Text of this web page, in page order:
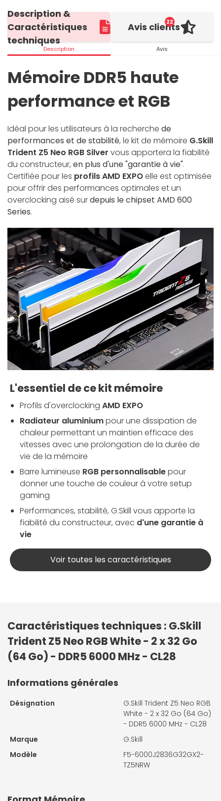
Description &
Caractéristiques
techniques
Description
22
Avis clients
Avis
Mémoire DDR5 haute
performance et RGB
Idéal pour les utilisateurs à la recherche de
performances et de stabilité, le kit de mémoire G.Skill
Trident Z5 Neo RGB Silver vous apportera la fiabilité
du constructeur, en plus d'une "garantie à vie".
Certifiée pour les profils AMD EXPOelle est optimisée
pour offrir des performances optimales et un
overclocking aisé surdepuis le chipset AMD 600
Series.
L'essentiel de ce kit mémoire
Profils d'overclocking AMD EXPO
Radiateur aluminiumpour une dissipation de
chaleur permettant un maintien efficace des
vitesses avec une prolongation de la durée de
vie de la mémoire
Barre lumineuse RGB personnalisablepour
donner une touche de couleur à votre setup
gaming
Performances, stabilité, G.Skill vous apporte la
fiabilité du constructeur, avec d'une garantie à
vie
Voir toutes les caractéristiques
Caractéristiques techniques : G.Skill
Trident Z5 Neo RGB White - 2 x 32 Go
(64 Go) - DDR5 6000 MHz - CL28
Informations générales
Désignation
G.Skill Trident Z5 Neo RGB
White - 2 x 32 Go (64 Go)
- DDR5 6000 MHz - CL28
Marque
G.Skill
Modèle
F5-6000J2836G32GX2-
TZ5NRW